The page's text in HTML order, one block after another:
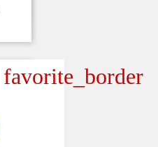
favorite_border